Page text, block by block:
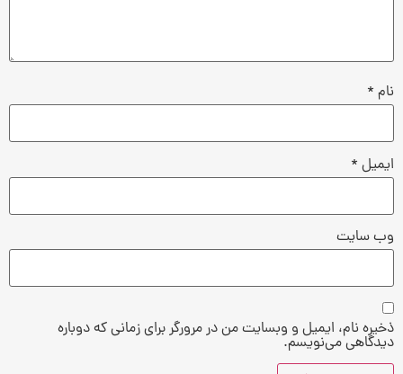
نام *
ایمیل *
وب‌ سایت
ذخیره نام، ایمیل و وبسایت من در مرورگر برای زمانی که دوباره
دیدگاهی می‌نویسم.